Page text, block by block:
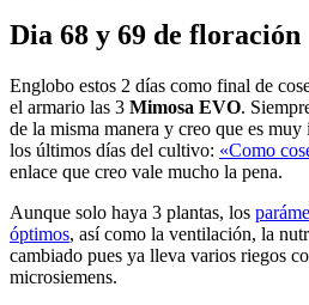
Dia 68 y 69 de floración
Englobo estos 2 días como final de
el armario las 3 Mimosa EVO.
de la misma manera y creo que es
los últimos días del cultivo: «Como
enlace que creo vale mucho la pena.
Aunque solo haya 3 plantas, los
óptimos, así como la ventilación, la
cambiado pues ya lleva varios riegos
microsiemens.